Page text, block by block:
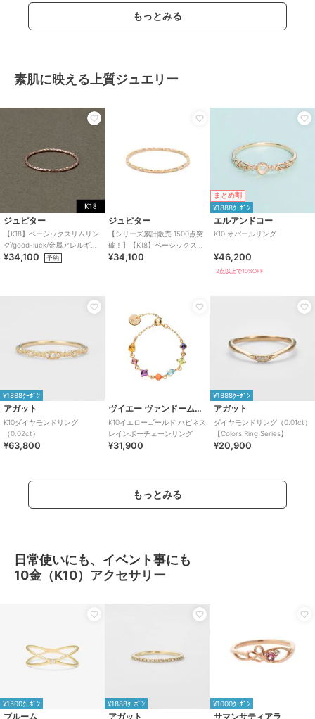
もっとみる
素肌に映える上質ジュエリー
ジュピター
【K18】ベーシックスリムリン
グ/good-luck/金属アレルギー
対応
¥34,100 予約
ジュピター
【シリーズ累計販売 1500点突
破！】【K18】ベーシックスリ
ムリング/good-luck
¥34,100
まとめ割
¥1888ｸｰﾎﾟﾝ
エルアンドコー
K10 オパールリング
¥46,200
2点以上で10%OFF
¥1888ｸｰﾎﾟﾝ
アガット
K10ダイヤモンドリング
（0.02ct）
¥63,800
ヴイエー ヴァンドーム青山
K10イエローゴールド ハピネス
レインボーチェーンリング
¥31,900
¥1888ｸｰﾎﾟﾝ
アガット
ダイヤモンドリング（0.01ct）
【Colors Ring Series】
¥20,900
もっとみる
日常使いにも、イベント事にも
10金（K10）アクセサリー
¥1500ｸｰﾎﾟﾝ
ブルーム
¥1888ｸｰﾎﾟﾝ
アガット
¥1000ｸｰﾎﾟﾝ
サマンサティアラ